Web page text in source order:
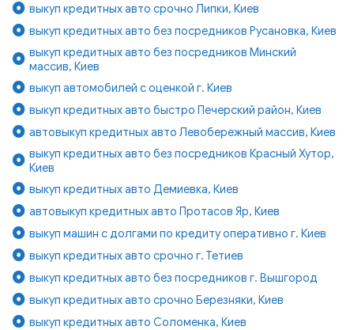
выкуп кредитных авто срочно Липки, Киев
выкуп кредитных авто без посредников Русановка, Киев
выкуп кредитных авто без посредников Минский
массив, Киев
выкуп автомобилей с оценкой г. Киев
выкуп кредитных авто быстро Печерский район, Киев
автовыкуп кредитных авто Левобережный массив, Киев
выкуп кредитных авто без посредников Красный Хутор,
Киев
выкуп кредитных авто Демиевка, Киев
автовыкуп кредитных авто Протасов Яр, Киев
выкуп машин с долгами по кредиту оперативно г. Киев
выкуп кредитных авто срочно г. Тетиев
выкуп кредитных авто без посредников г. Вышгород
выкуп кредитных авто срочно Березняки, Киев
выкуп кредитных авто Соломенка, Киев